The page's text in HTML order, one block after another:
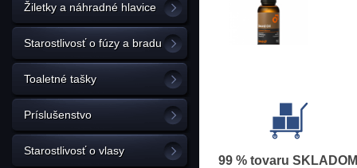
Žiletky a náhradné hlavice
Starostlivosť o fúzy a bradu
Toaletné tašky
Príslušenstvo
Starostlivosť o vlasy
99 % tovaru SKLADOM